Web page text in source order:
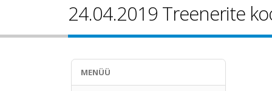
24.04.2019 Treenerite
MENÜÜ